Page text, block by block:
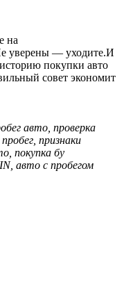
на
уверены — уходите.И
покупки авто
совет экономит
авто, проверка
признаки
покупка бу
авто с пробегом